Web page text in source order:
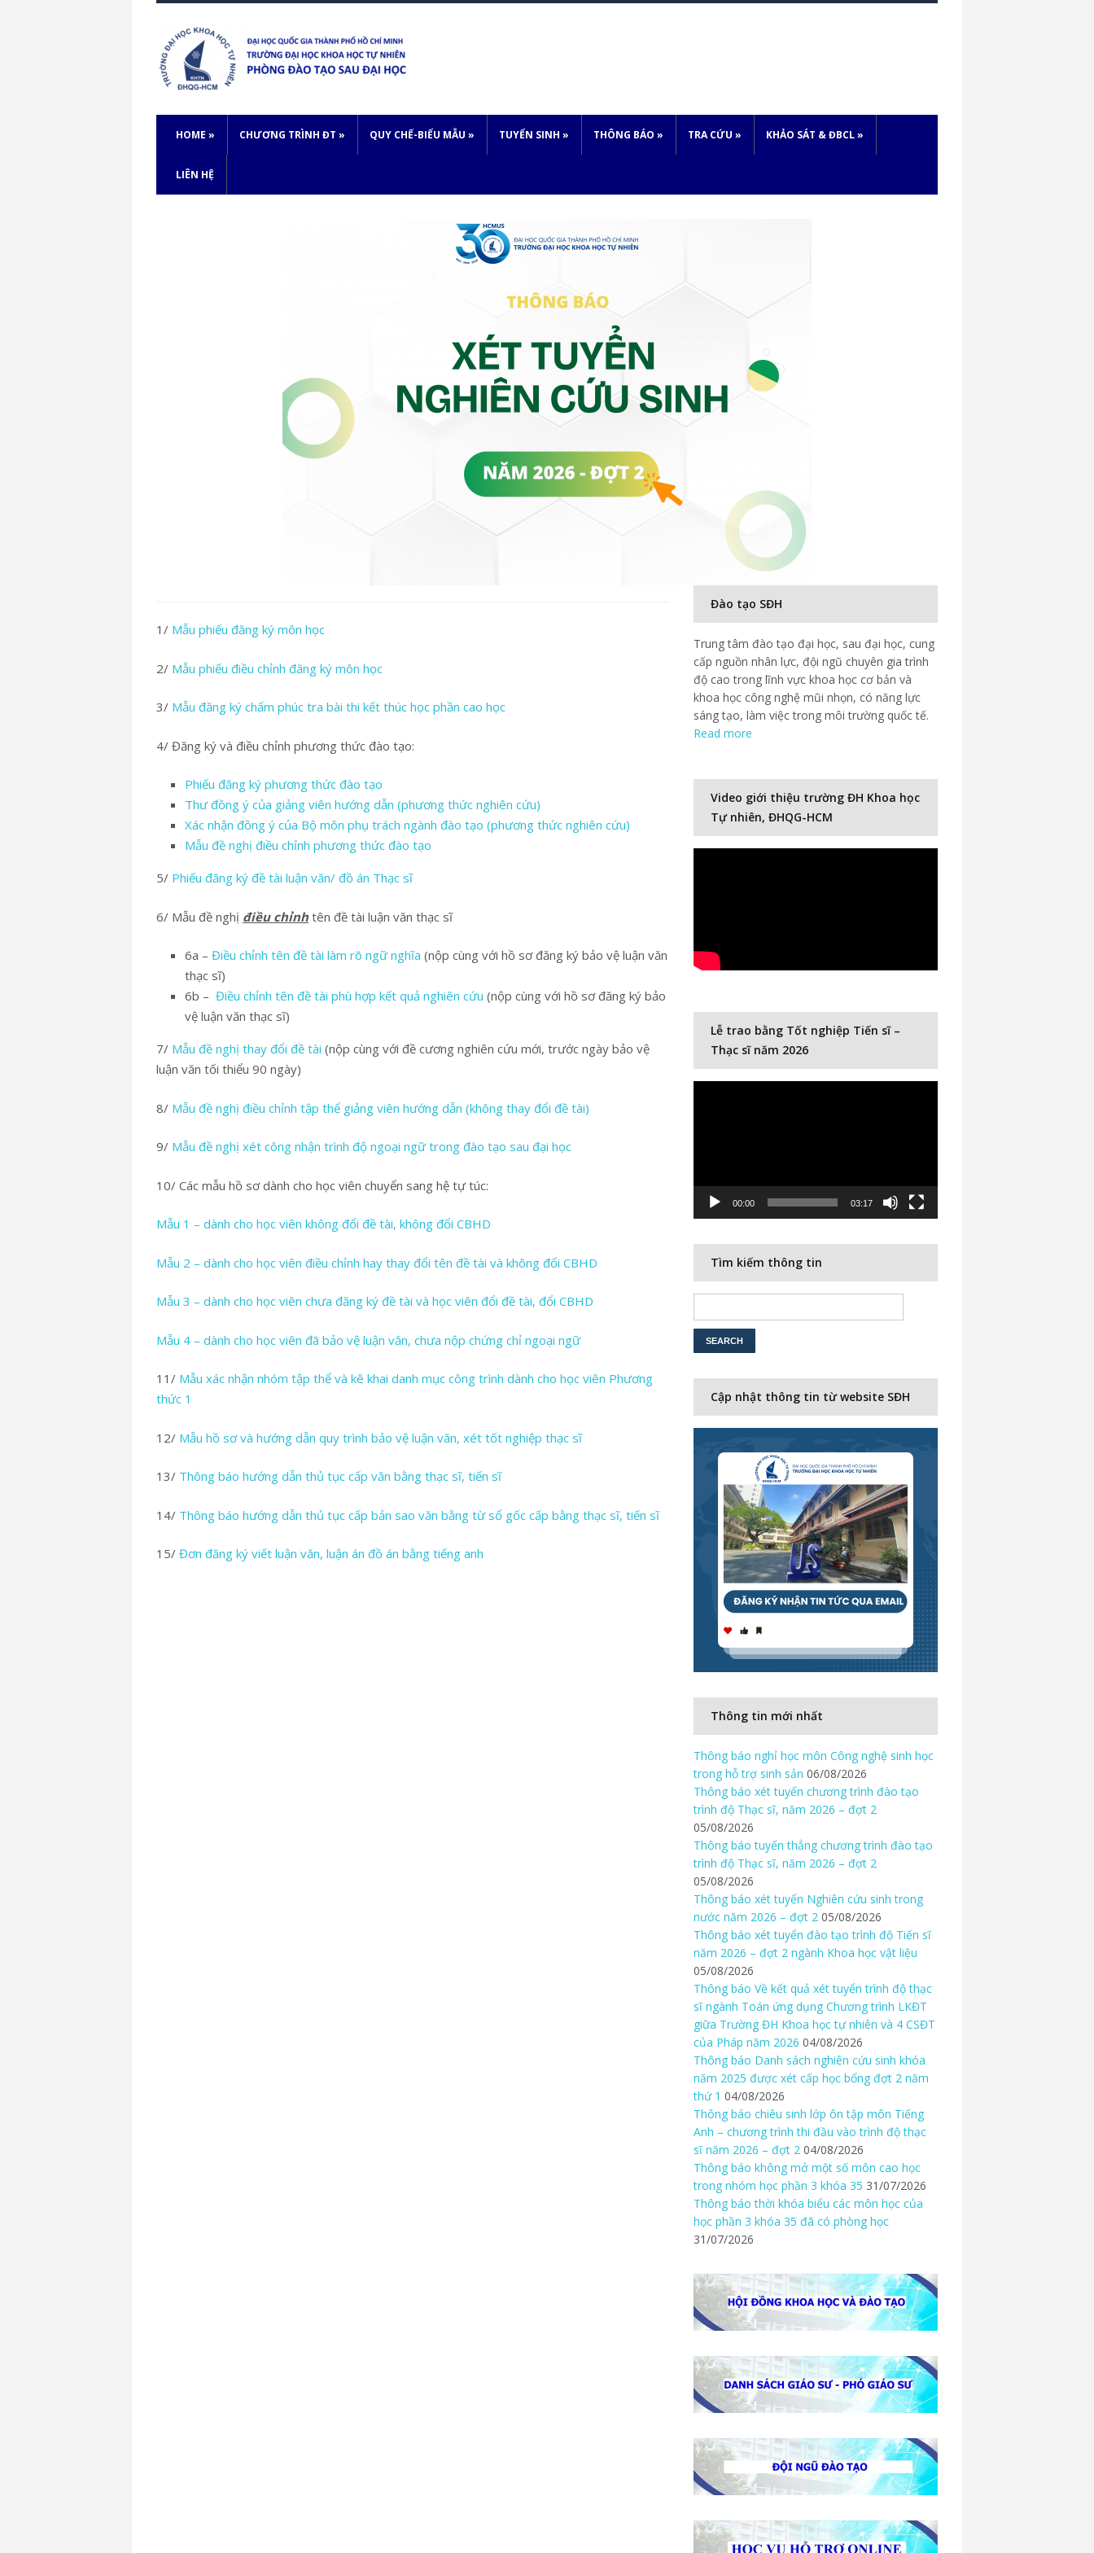
HOME » CHƯƠNG TRÌNH ĐT » QUY CHẾ-BIỂU MẪU » TUYỂN SINH » THÔNG BÁO » TRA CỨU » KHẢO SÁT & ĐBCL»
LIÊN HỆ
1/ Mẫu phiếu đăng ký môn học
2/ Mẫu phiếu điều chỉnh đăng ký môn học
3/ Mẫu đăng ký chấm phúc tra bài thi kết thúc học phần cao học
4/ Đăng ký và điều chỉnh phương thức đào tạo:
Phiếu đăng ký phương thức đào tạo
Thư đồng ý của giảng viên hướng dẫn (phương thức nghiên cứu)
Xác nhận đồng ý của Bộ môn phụ trách ngành đào tạo (phương thức nghiên cứu)
Mẫu đề nghị điều chỉnh phương thức đào tạo
5/ Phiếu đăng ký đề tài luận văn/ đồ án Thạc sĩ
6/ Mẫu đề nghị điều chỉnhtên đề tài luận văn thạc sĩ
6a – Điều chỉnh tên đề tài làm rõ ngữ nghĩa (nộp cùng với hồ sơ đăng ký bảo vệ luận văn
thạc sĩ)
6b – Điều chỉnh tên đề tài phù hợp kết quả nghiên cứu (nộp cùng với hồ sơ đăng ký bảo
vệ luận văn thạc sĩ)
7/ Mẫu đề nghị thay đổi đề tài (nộp cùng với đề cương nghiên cứu mới, trước ngày bảo vệ
luận văn tối thiểu 90 ngày)
8/ Mẫu đề nghị điều chỉnh tập thể giảng viên hướng dẫn (không thay đổi đề tài)
9/ Mẫu đề nghị xét công nhận trình độ ngoại ngữ trong đào tạo sau đại học
10/ Các mẫu hồ sơ dành cho học viên chuyển sang hệ tự túc:
Mẫu 1 – dành cho học viên không đổi đề tài, không đổi CBHD
Mẫu 2 – dành cho học viên điều chỉnh hay thay đổi tên đề tài và không đổi CBHD
Mẫu 3 – dành cho học viên chưa đăng ký đề tài và học viên đổi đề tài, đổi CBHD
Mẫu 4 – dành cho học viên đã bảo vệ luận văn, chưa nộp chứng chỉ ngoại ngữ
11/ Mẫu xác nhận nhóm tập thể và kê khai danh mục công trình dành cho học viên Phương
thức 1
12/ Mẫu hồ sơ và hướng dẫn quy trình bảo vệ luận văn, xét tốt nghiệp thạc sĩ
13/ Thông báo hướng dẫn thủ tục cấp văn bằng thạc sĩ, tiến sĩ
14/ Thông báo hướng dẫn thủ tục cấp bản sao văn bằng từ sổ gốc cấp bằng thạc sĩ, tiến sĩ
15/ Đơn đăng ký viết luận văn, luận án đồ án bằng tiếng anh
Đào tạo SĐH
Trung tâm đào tạo đại học, sau đại học, cung
cấp nguồn nhân lực, đội ngũ chuyên gia trình
độ cao trong lĩnh vực khoa học cơ bản và
khoa học công nghệ mũi nhọn, có năng lực
sáng tạo, làm việc trong môi trường quốc tế.
Read more
Video giới thiệu trường ĐH Khoa học
Tự nhiên, ĐHQG-HCM
Lễ trao bằng Tốt nghiệp Tiến sĩ –
Thạc sĩ năm 2026
00:00 03:17
Tìm kiếm thông tin
Cập nhật thông tin từ website SĐH
Thông tin mới nhất
Thông báo nghỉ học môn Công nghệ sinh học
trong hỗ trợ sinh sản 06/08/2026
Thông báo xét tuyển chương trình đào tạo
trình độ Thạc sĩ, năm 2026 – đợt 2
05/08/2026
Thông báo tuyển thẳng chương trình đào tạo
trình độ Thạc sĩ, năm 2026 – đợt 2
05/08/2026
Thông báo xét tuyển Nghiên cứu sinh trong
nước năm 2026 – đợt 2 05/08/2026
Thông báo xét tuyển đào tạo trình độ Tiến sĩ
năm 2026 – đợt 2 ngành Khoa học vật liệu
05/08/2026
Thông báo Về kết quả xét tuyển trình độ thạc
sĩ ngành Toán ứng dụng Chương trình LKĐT
giữa Trường ĐH Khoa học tự nhiên và 4 CSĐT
của Pháp năm 2026 04/08/2026
Thông báo Danh sách nghiên cứu sinh khóa
năm 2025 được xét cấp học bổng đợt 2 năm
thứ 1 04/08/2026
Thông báo chiêu sinh lớp ôn tập môn Tiếng
Anh – chương trình thi đầu vào trình độ thạc
sĩ năm 2026 – đợt 2 04/08/2026
Thông báo không mở một số môn cao học
trong nhóm học phần 3 khóa 35 31/07/2026
Thông báo thời khóa biểu các môn học của
học phần 3 khóa 35 đã có phòng học
31/07/2026